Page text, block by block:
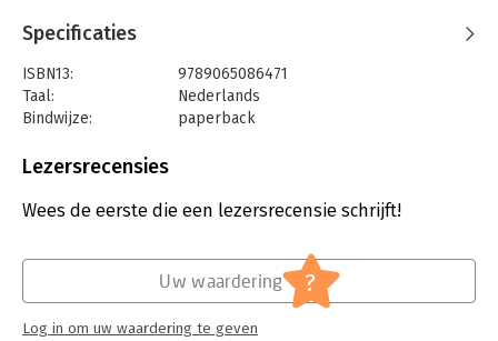
Specificaties
ISBN13:
9789065086471
Taal:
Nederlands
Bindwijze:
paperback
Druk:
Lezersrecensies
Wees de eerste die een lezersrecensie schrijft!
Uw waardering ?
Log in om uw waardering te geven